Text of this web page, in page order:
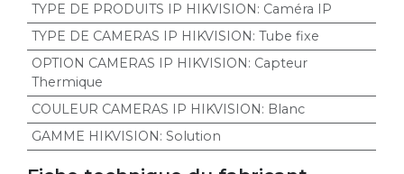
TYPE DE PRODUITS IP HIKVISION : Caméra IP
TYPE DE CAMERAS IP HIKVISION : Tube fixe
OPTION CAMERAS IP HIKVISION : Capteur
Thermique
COULEUR CAMERAS IP HIKVISION : Blanc
GAMME HIKVISION : Solution